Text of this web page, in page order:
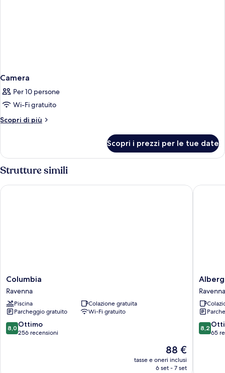
Camera
Per 10 persone
Wi-Fi gratuito
Scopri di più
Altri
Scopri i prezzi per le tue date
Strutture simili
Columbia
Ravenna
Columbia
Ravenna
Piscina
Colazione gratuita
Parcheggio gratuito
Wi-Fi gratuito
8.0
su
8,0 Ottimo
256 recensioni
Il
prezzo
attuale
88 €
tasse e oneri inclusi
6 set - 7 set
Columbia
Albergo
Bar
Cenni
Ravenna
Ravenna
8.2
su
8,2
65
Albergo